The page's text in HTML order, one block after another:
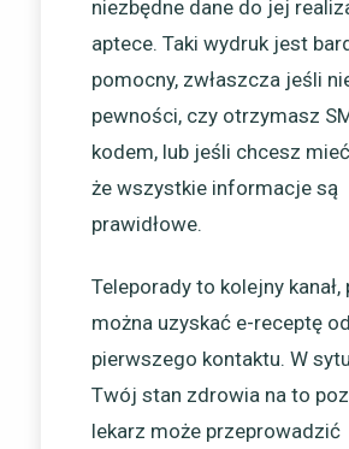
niezbędne dane do jej
aptece. Taki wydruk jest
pomocny, zwłaszcza jeśli
pewności, czy otrzymasz
kodem, lub jeśli chcesz
że wszystkie informacje są
prawidłowe.
Teleporady to kolejny
można uzyskać e-receptę
pierwszego kontaktu. W
Twój stan zdrowia na to
lekarz może przeprowadzić